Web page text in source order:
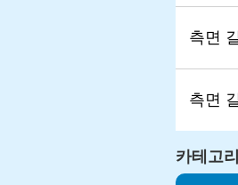
측면
측면
카테고